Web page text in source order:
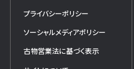
プライバシーポリシー
ソーシャルメディアポリシー
古物営業法に基づく表示